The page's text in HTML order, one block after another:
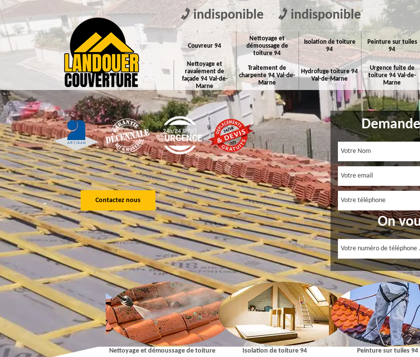
indisponible indisponible
Couvreur 94
Nettoyage et
démoussage de
toiture 94
Isolation de toiture
94
Peinture sur tuiles
94
Nettoyage et
ravalement de
façade 94 Val-de-
Marne
Traitement de
charpente 94 Val-de-
Marne
Hydrofuge toiture 94
Val-de-Marne
Urgence fuite de
toiture 94 Val-de-
Marne
Contactez nous
On
Couvreur 94
Nettoyage et démoussage de toiture
Isolation de toiture 94 Peinture sur tuiles 94